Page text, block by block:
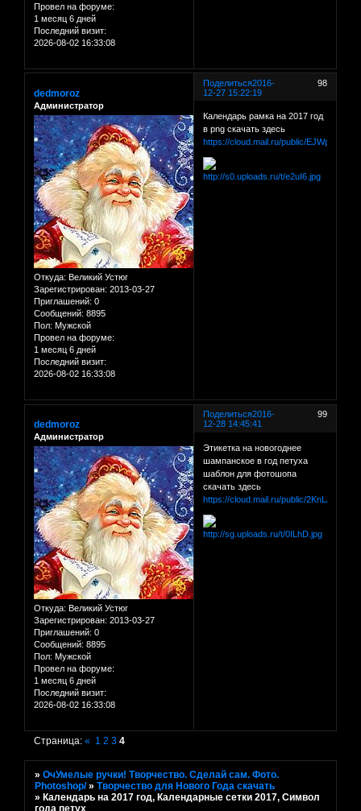
Провел на форуме:
1 месяц 6 дней
Последний визит:
2026-08-02 16:33:08
Поделиться 98
2016-
12-27 15:22:19
dedmoroz
Администратор
Откуда: Великий Устюг
Зарегистрирован: 2013-03-27
Приглашений: 0
Сообщений: 8895
Пол: Мужской
Провел на форуме:
1 месяц 6 дней
Последний визит:
2026-08-02 16:33:08
Календарь рамка на 2017 год
в png скачать здесь
https://cloud.mail.ru/public/EJWp/
Поделиться 99
2016-
12-28 14:45:41
dedmoroz
Администратор
Откуда: Великий Устюг
Зарегистрирован: 2013-03-27
Приглашений: 0
Сообщений: 8895
Пол: Мужской
Провел на форуме:
1 месяц 6 дней
Последний визит:
2026-08-02 16:33:08
Этикетка на новогоднее
шампанское в год петуха
шаблон для фотошопа
скачать здесь
https://cloud.mail.ru/public/2KnL/
Страница:« 1 2 3 4
»ОчУмелые ручки! Творчество. Сделай сам. Фото.
Photoshop/ »Творчество для Нового Года скачать
» Календарь на 2017 год, Календарные сетки 2017, Символ
года петух